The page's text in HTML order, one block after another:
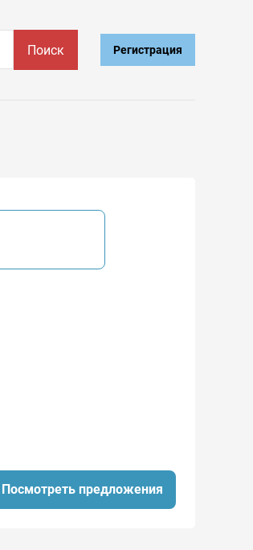
Поиск Регистрация
Посмотреть предложения